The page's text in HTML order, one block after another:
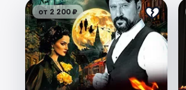
от 2 200 ₽